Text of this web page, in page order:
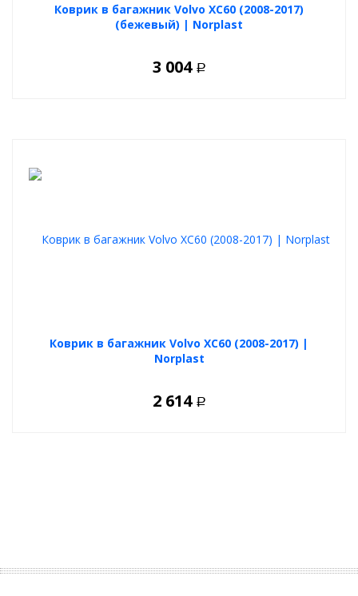
Коврик в багажник Volvo XC60 (2008-2017)
(бежевый) | Norplast
3 004 Р
Коврик в багажник Volvo XC60 (2008-2017) |
Norplast
2 614 Р